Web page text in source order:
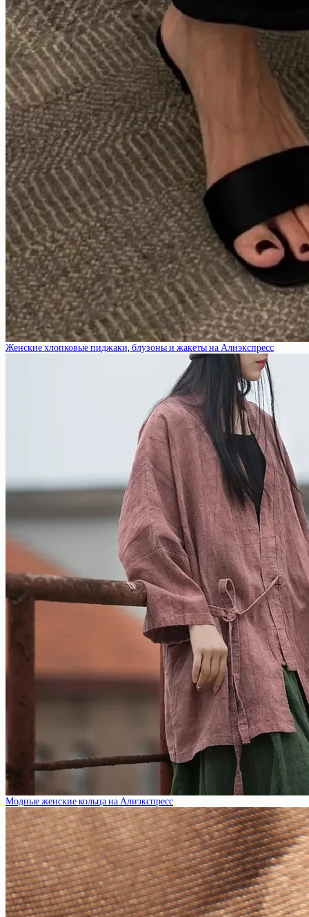
Женские хлопковые пиджаки, блузоны и жакеты на Алиэкспресс
Модные женские кольца на Алиэкспресс